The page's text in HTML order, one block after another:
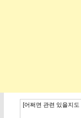
[어쩌면 관련 있을지